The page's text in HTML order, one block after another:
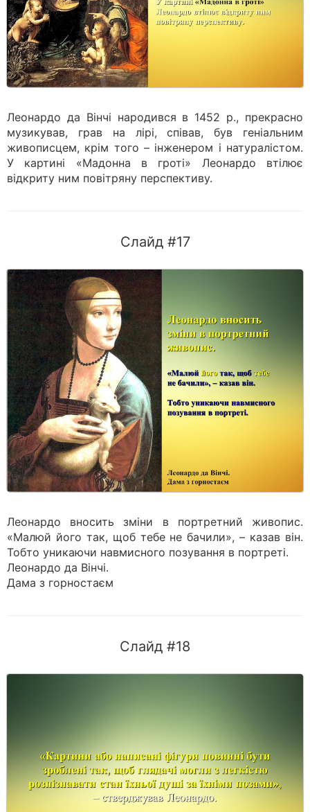
Леонардо да Вінчі народився в 1452 р., прекрасно
музикував, грав на лірі, співав, був геніальним
живописцем, крім того – інженером і натуралістом.
У картині «Мадонна в гроті» Леонардо втілює
відкриту ним повітряну перспективу.
Слайд #17
Леонардо вносить зміни в портретний живопис.
«Малюй його так, щоб тебе не бачили», – казав він.
Тобто уникаючи навмисного позування в портреті.
Леонардо да Вінчі.
Дама з горностаєм
Слайд #18